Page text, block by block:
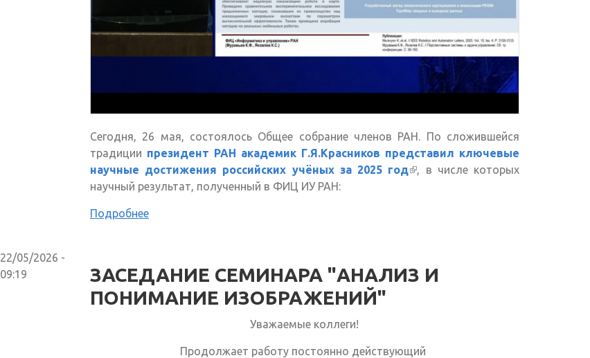
Сегодня, 26 мая, состоялось Общее собрание членов РАН. По сложившейся
традиции президент РАН академик Г.Я.Красников представил ключевые
научные достижения российских учёных за 2025 год(внешняя ссылка)
, в числе которых
научный результат, полученный в ФИЦ ИУ РАН:
Подробнее
22/05/2026 -
09:19
ЗАСЕДАНИЕ СЕМИНАРА "АНАЛИЗ И
ПОНИМАНИЕ ИЗОБРАЖЕНИЙ"
Уважаемые коллеги!
Продолжает работу постоянно действующий